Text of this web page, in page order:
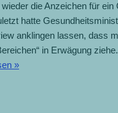
die Anzeichen für ein
hatte
anklingen lassen, dass
in Erwägung
»